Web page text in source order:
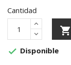
Cantidad

 Disponible